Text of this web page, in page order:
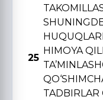
25
HIMOYA
TADBIRLAR